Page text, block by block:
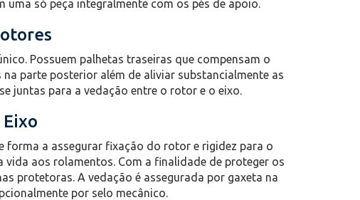
uma só peça integralmente com os pés de apoio.
Possuem palhetas traseiras que compensam o
parte posterior além de aliviar substancialmente as
juntas para a vedação entre o rotor e o eixo.
Eixo
forma a assegurar fixação do rotor e rigidez para o
aos rolamentos. Com a finalidade de proteger os
protetoras. A vedação é assegurada por gaxeta na
por selo mecânico.